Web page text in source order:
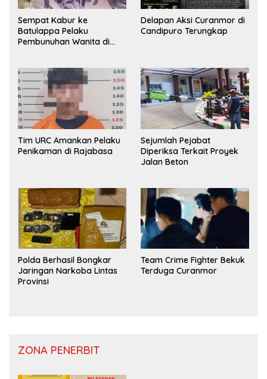
Sempat Kabur ke
Batulappa Pelaku
Pembunuhan Wanita di
Delapan Aksi Curanmor di
Candipuro Terungkap
Tim URC Amankan Pelaku
Penikaman di Rajabasa
Sejumlah Pejabat
Diperiksa Terkait Proyek
Jalan Beton
Polda Berhasil Bongkar
Jaringan Narkoba Lintas
Provinsi
Team Crime Fighter Bekuk
Terduga Curanmor
ZONA PENERBIT